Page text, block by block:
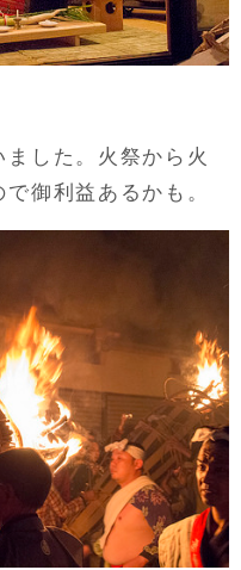
した。火祭から火
御利益あるかも。